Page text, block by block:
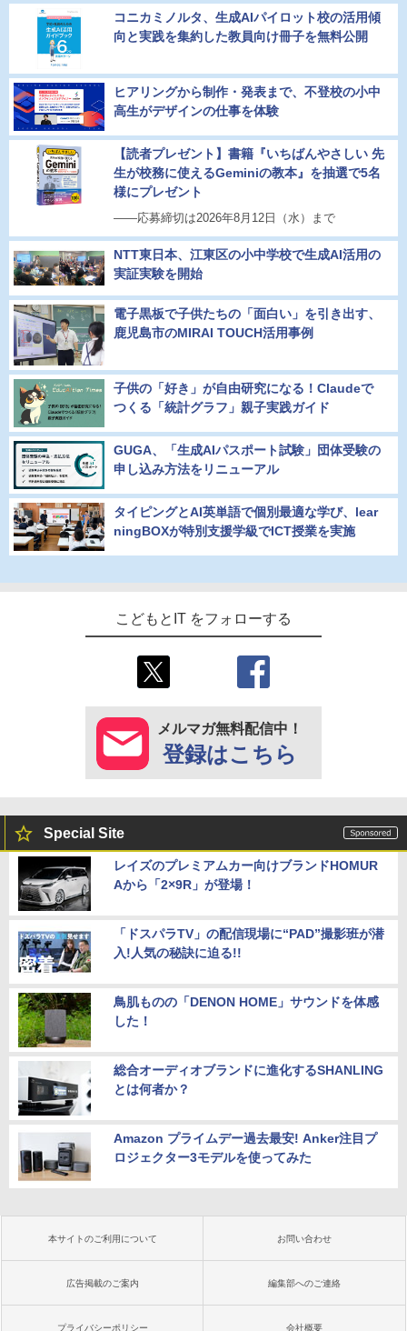
コニカミノルタ、生成AIパイロット校の活用傾
向と実践を集約した教員向け冊子を無料公開
ヒアリングから制作・発表まで、不登校の小中
高生がデザインの仕事を体験
【読者プレゼント】書籍『いちばんやさしい 先
生が校務に使えるGeminiの教本』を抽選で5名
様にプレゼント
――応募締切は2026年8月12日（水）まで
NTT東日本、江東区の小中学校で生成AI活用の
実証実験を開始
電子黒板で子供たちの「面白い」を引き出す、
鹿児島市のMIRAI TOUCH活用事例
子供の「好き」が自由研究になる！Claudeで
つくる「統計グラフ」親子実践ガイド
GUGA、「生成AIパスポート試験」団体受験の
申し込み方法をリニューアル
タイピングとAI英単語で個別最適な学び、lear
ningBOXが特別支援学級でICT授業を実施
こどもとIT をフォローする
メルマガ無料配信中！
登録はこちら
Special Site
レイズのプレミアムカー向けブランドHOMUR
Aから「2×9R」が登場！
「ドスパラTV」の配信現場に“PAD”撮影班が潜
入!人気の秘訣に迫る!!
鳥肌ものの「DENON HOME」サウンドを体感
した！
総合オーディオブランドに進化するSHANLING
とは何者か？
Amazon プライムデー過去最安! Anker注目プ
ロジェクター3モデルを使ってみた
本サイトのご利用について お問い合わせ
広告掲載のご案内 編集部へのご連絡
プライバシーポリシー 会社概要